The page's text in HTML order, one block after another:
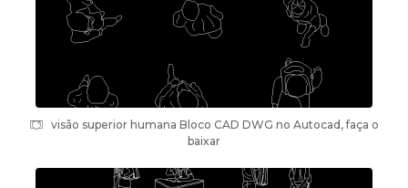
visão superior humana Bloco CAD DWG no Autocad, faça o
baixar